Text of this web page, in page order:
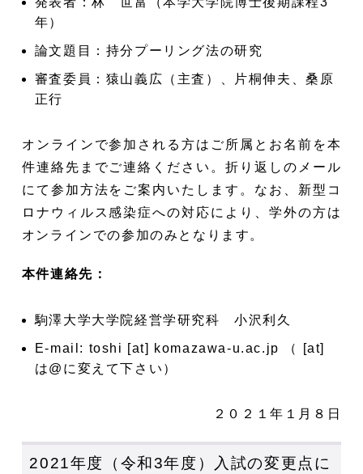
年）
論文題目：持分プーリング法の研究
審査委員：猿山義広（主査）、片桐伸夫、桑原
正行
オンラインで参加される方はご所属とお名前を本
件連絡先までご連絡ください。折り返しのメール
にて参加方法をご案内いたします。なお、新型コ
ロナウィルス感染症への対応により、学外の方は
オンラインでの参加のみとなります。
本件連絡先：
駒澤大学大学院経営学研究科 小沢利久
E-mail: toshi [at] komazawa-u.ac.jp （ [at]
は@に変えて下さい）
２０２１年１月８日
2021年度（令和3年度）入試の変更点に